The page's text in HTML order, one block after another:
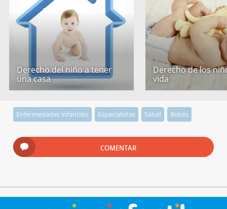
Derecho del niño a tener
una casa
Derecho de los
vida
Enfermedades infantiles Especialistas Salud Bebés
COMENTAR